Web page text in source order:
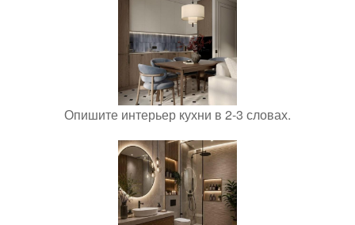
Опишите интерьер кухни в 2-3 словах.